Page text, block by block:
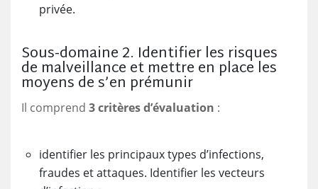
privée.
Sous-domaine 2. Identifier les risques
de malveillance et mettre en place les
moyens de s’en prémunir
Il comprend 3 critères d’évaluation :
identifier les principaux types d’infections,
fraudes et attaques. Identifier les vecteurs